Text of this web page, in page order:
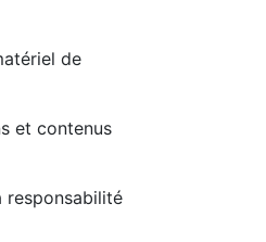
de
et contenus
responsabilité